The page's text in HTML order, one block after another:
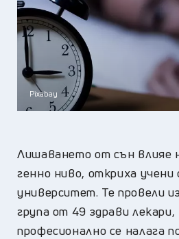
Pixabay
Лишаването от сън влияе
генно ниво, откриха учени
университет. Те провели
група от 49 здрави
професионално се налага